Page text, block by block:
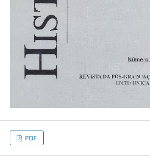
PDF